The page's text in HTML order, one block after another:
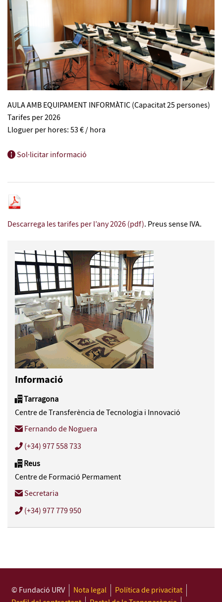
AULA AMB EQUIPAMENT INFORMÀTIC (Capacitat 25 persones)
Tarifes per 2026
Lloguer per hores: 53 € / hora
Sol·licitar informació
Descarrega les tarifes per l’any 2026 (pdf). Preus sense IVA.
Informació
Tarragona
Centre de Transferència de Tecnologia i Innovació
Fernando de Noguera
(+34) 977 558 733
Reus
Centre de Formació Permament
Secretaria
(+34) 977 779 950
© Fundació URV Nota legal
Política de privacitat